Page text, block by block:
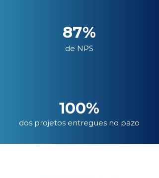
87%
de NPS
100%
dos projetos entregues no pazo